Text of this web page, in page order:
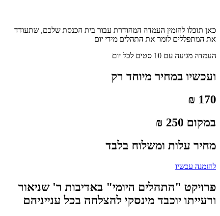
כאן תוכלו להזמין העמדה המהודרת עבור בית הכנסת שלכם, שתעודד
את המתפללים לומר את התהלים מידי יום
העמדה מגיעה עם 10 סטים לכל יום
ועכשיו במחיר מיוחד רק
170 ₪
במקום 250 ₪
מחיר עלות ומשלוח בלבד
להזמנה עכשיו
פרויקט "התהלים היומי" באדיבות ר' שניאור
ורעייתו יוכבד מינסקי להצלחה בכל ענייניהם